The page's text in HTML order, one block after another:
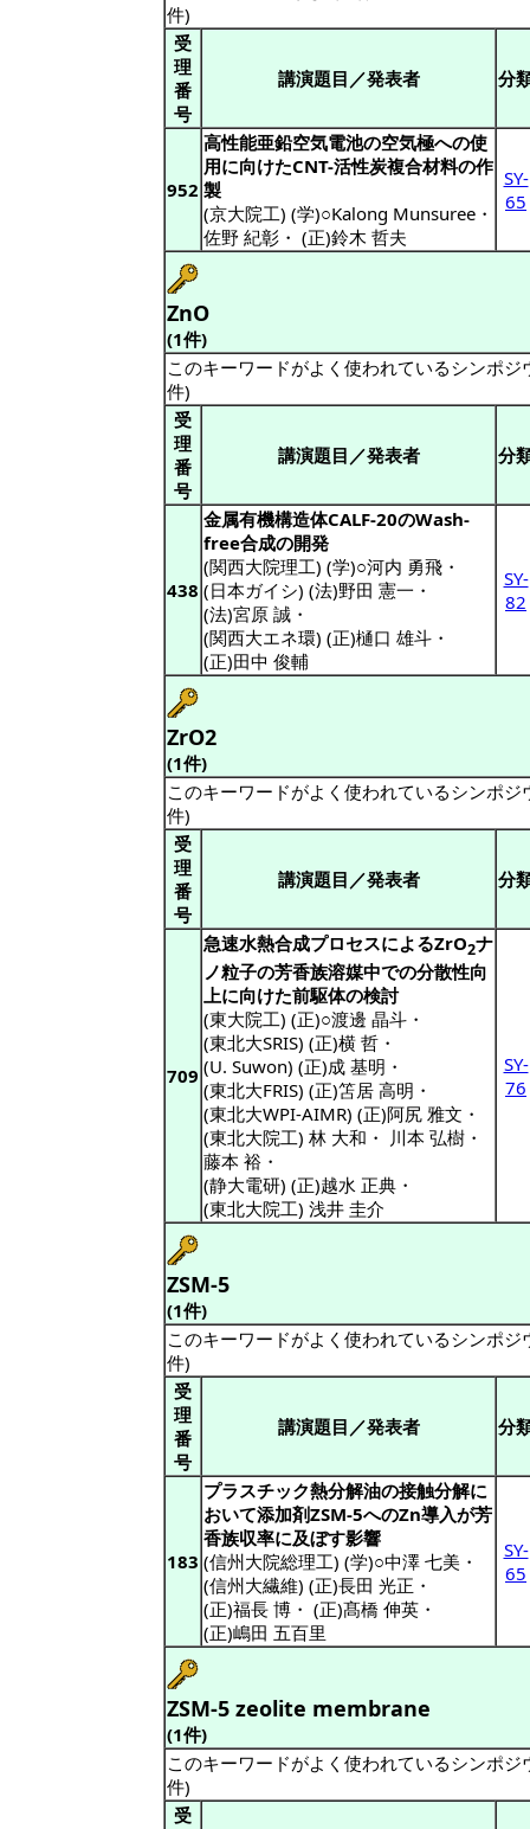
件)
受
理
番
号
講演題目／発表者 分
952
高性能亜鉛空気電池の空気極への使
用に向けたCNT-活性炭複合材料の作
製
(京大院工) (学)○Kalong Munsuree ・
佐野 紀彰 ・ (正)鈴木 哲夫
SY-
65
ZnO
(1件)
このキーワードがよく使われているシンポ
件)
受
理
番
号
講演題目／発表者 分
438
金属有機構造体CALF-20のWash-
free合成の開発
(関西大院理工) (学)○河内 勇飛 ・
(日本ガイシ) (法)野田 憲一 ・
(法)宮原 誠 ・
(関西大エネ環) (正)樋口 雄斗 ・
(正)田中 俊輔
SY-
82
ZrO2
(1件)
このキーワードがよく使われているシンポ
件)
受
理
番
号
講演題目／発表者 分
709
急速水熱合成プロセスによるZrO2ナ
ノ粒子の芳香族溶媒中での分散性向
上に向けた前駆体の検討
(東大院工) (正)○渡邊 晶斗 ・
(東北大SRIS) (正)横 哲 ・
(U. Suwon) (正)成 基明 ・
(東北大FRIS) (正)笘居 高明 ・
(東北大WPI-AIMR) (正)阿尻 雅文 ・
(東北大院工) 林 大和 ・ 川本 弘樹 ・
藤本 裕 ・
(静大電研) (正)越水 正典 ・
(東北大院工) 浅井 圭介
SY-
76
ZSM-5
(1件)
このキーワードがよく使われているシンポ
件)
受
理
番
号
講演題目／発表者 分
183
プラスチック熱分解油の接触分解に
おいて添加剤ZSM-5へのZn導入が芳
香族収率に及ぼす影響
(信州大院総理工) (学)○中澤 七美 ・
(信州大繊維) (正)長田 光正 ・
(正)福長 博 ・ (正)髙橋 伸英 ・
(正)嶋田 五百里
SY-
65
ZSM-5 zeolite membrane
(1件)
このキーワードがよく使われているシンポ
件)
受